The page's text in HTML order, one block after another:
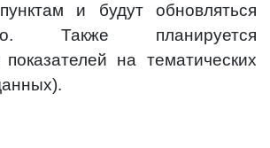
и будут обновляться
Также планируется
показателей на тематических